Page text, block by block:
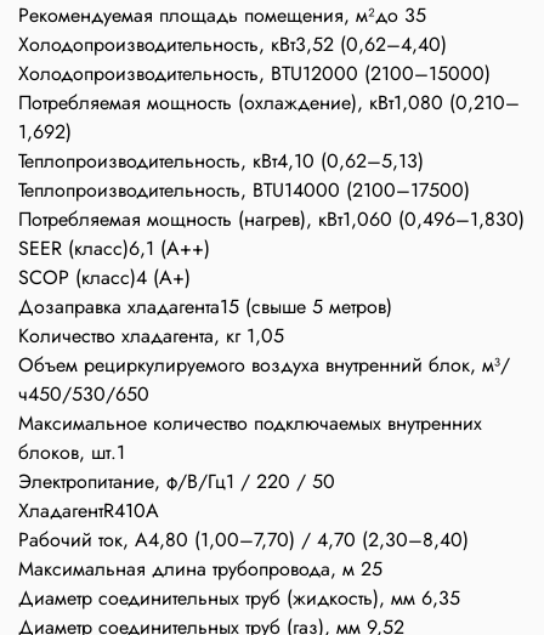
Рекомендуемая площадь помещения, м²до 35
Холодопроизводительность, кВт3,52 (0,62–4,40)
Холодопроизводительность, BTU12000 (2100–15000)
Потребляемая мощность (охлаждение), кВт1,080 (0,210–
1,692)
Теплопроизводительность, кВт4,10 (0,62–5,13)
Теплопроизводительность, BTU14000 (2100–17500)
Потребляемая мощность (нагрев), кВт1,060 (0,496–1,830)
SEER (класс)6,1 (A++)
SCOP (класс)4 (A+)
Дозаправка хладагента15 (свыше 5 метров)
Количество хладагента, кг 1,05
Объем рециркулируемого воздуха внутренний блок, м³/
ч450/530/650
Максимальное количество подключаемых внутренних
блоков, шт.1
Электропитание, ф/В/Гц1 / 220 / 50
ХладагентR410A
Рабочий ток, А4,80 (1,00–7,70) / 4,70 (2,30–8,40)
Максимальная длина трубопровода, м 25
Диаметр соединительных труб (жидкость), мм 6,35
Диаметр соединительных труб (газ), мм 9,52